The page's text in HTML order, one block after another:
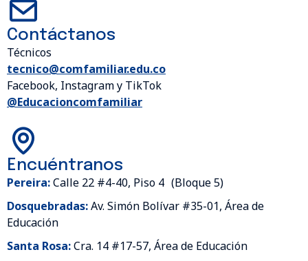
Contáctanos
Técnicos
tecnico@comfamiliar.edu.co
Facebook, Instagram y TikTok
@Educacioncomfamiliar
Encuéntranos
Pereira:Calle 22 #4-40, Piso 4 (Bloque 5)
Dosquebradas:Av. Simón Bolívar #35-01, Área de
Educación
Santa Rosa:Cra. 14 #17-57, Área de Educación